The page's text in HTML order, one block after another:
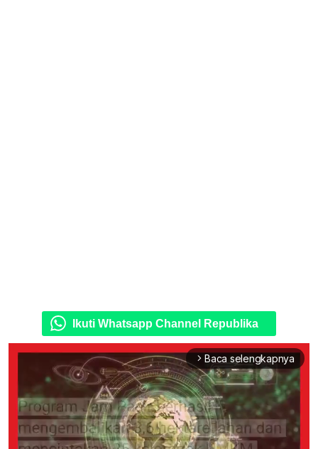
Ikuti Whatsapp Channel Republika
arrow_forward_ios Baca selengkapnya